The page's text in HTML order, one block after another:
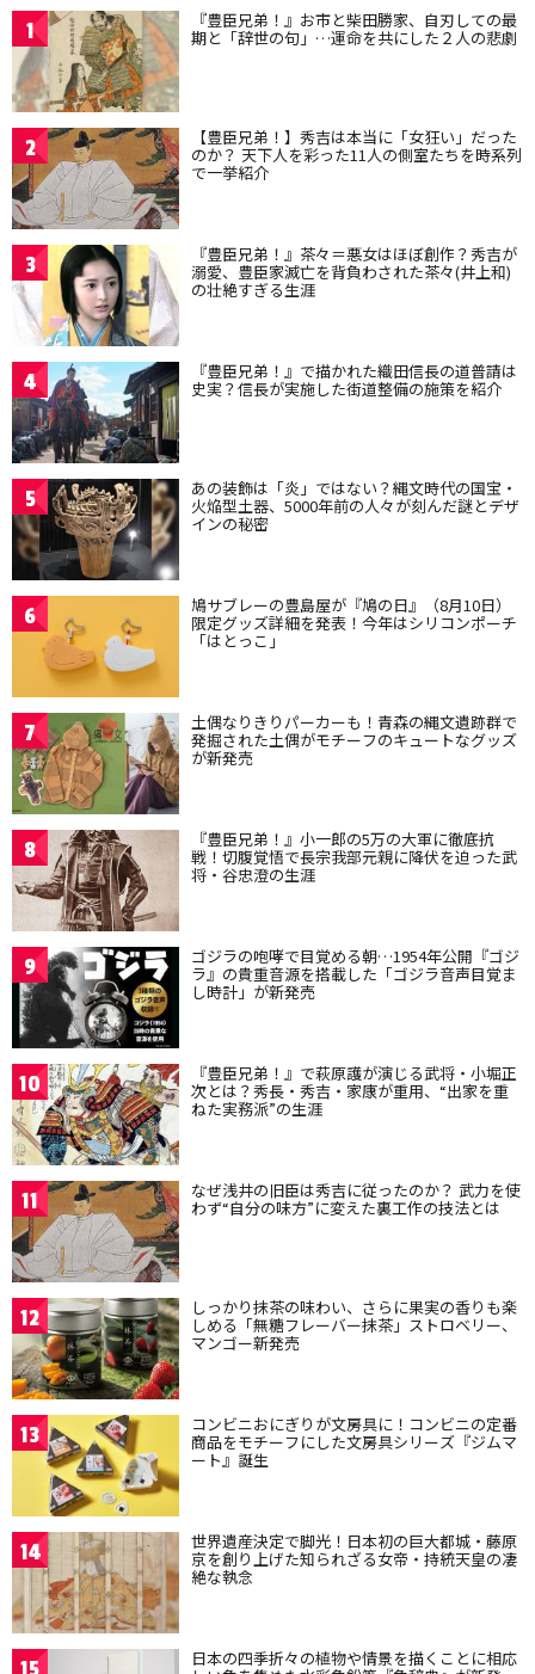
1 『豊臣兄弟！』お市と柴田勝家、自刃しての最
期と「辞世の句」…運命を共にした２人の悲劇
2 【豊臣兄弟！】秀吉は本当に「女狂い」だった
のか？ 天下人を彩った11人の側室たちを時系列
で一挙紹介
3 『豊臣兄弟！』茶々＝悪女はほぼ創作？秀吉が
溺愛、豊臣家滅亡を背負わされた茶々(井上和)
の壮絶すぎる生涯
4 『豊臣兄弟！』で描かれた織田信長の道普請は
史実？信長が実施した街道整備の施策を紹介
5 あの装飾は「炎」ではない？縄文時代の国宝・
火焔型土器、5000年前の人々が刻んだ謎とデザ
インの秘密
6 鳩サブレーの豊島屋が『鳩の日』（8月10日）
限定グッズ詳細を発表！今年はシリコンポーチ
「はとっこ」
7 土偶なりきりパーカーも！青森の縄文遺跡群で
発掘された土偶がモチーフのキュートなグッズ
が新発売
8 『豊臣兄弟！』小一郎の5万の大軍に徹底抗
戦！切腹覚悟で長宗我部元親に降伏を迫った武
将・谷忠澄の生涯
9 ゴジラの咆哮で目覚める朝…1954年公開『ゴジ
ラ』の貴重音源を搭載した「ゴジラ音声目覚ま
し時計」が新発売
10 『豊臣兄弟！』で萩原護が演じる武将・小堀正
次とは？秀長・秀吉・家康が重用、“出家を重
ねた実務派”の生涯
11 なぜ浅井の旧臣は秀吉に従ったのか？ 武力を使
わず“自分の味方”に変えた裏工作の技法とは
12 しっかり抹茶の味わい、さらに果実の香りも楽
しめる「無糖フレーバー抹茶」ストロベリー、
マンゴー新発売
13 コンビニおにぎりが文房具に！コンビニの定番
商品をモチーフにした文房具シリーズ『ジムマ
ート』誕生
14 世界遺産決定で脚光！日本初の巨大都城・藤原
京を創り上げた知られざる女帝・持統天皇の凄
絶な執念
日本の四季折々の植物や情景を描くことに相応